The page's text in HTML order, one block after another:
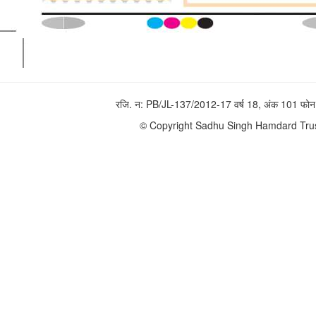
रजि. न: PB/JL-137/2012-17 वर्ष 18, अंक 101
© Copyright Sadhu Singh Hamdard